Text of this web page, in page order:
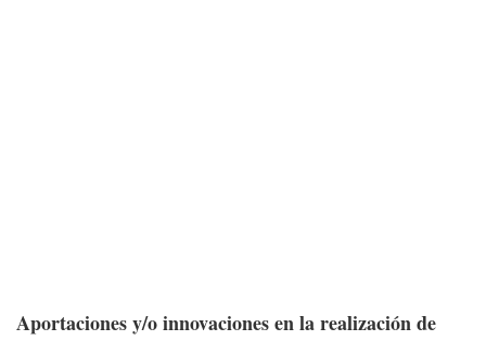
Aportaciones y/o innovaciones en la realización de